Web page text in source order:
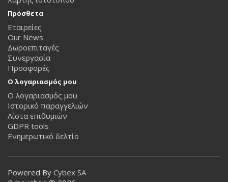
Πρόσθετα
Εταιρείες
Our News
Δωροεπιταγές
Συνεργασία
Προσφορές
Ο λογαριασμός μου
Ο λογαριασμός μου
Ιστορικό παραγγελιών
Λίστα επιθυμιών
GDPR tools
Ενημερωτικό δελτίο
Powered By Cybex SA